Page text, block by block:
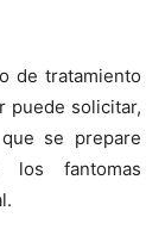
de tratamiento
puede solicitar,
se prepare
los fantomas